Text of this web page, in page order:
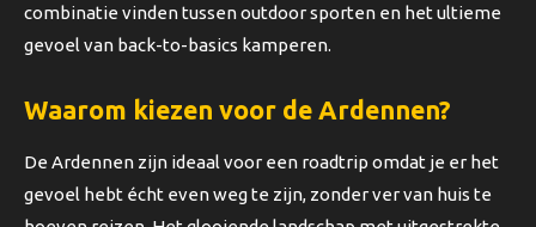
combinatie vinden tussen outdoor sporten en het ultieme
gevoel van back-to-basics kamperen.
Waarom kiezen voor de Ardennen?
De Ardennen zijn ideaal voor een roadtrip omdat je er het
gevoel hebt écht even weg te zijn, zonder ver van huis te